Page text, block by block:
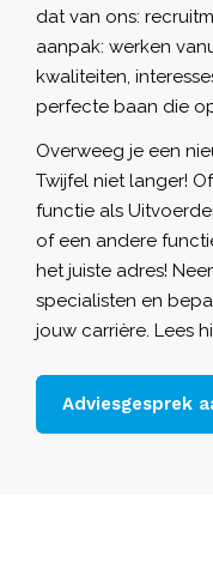
dat van ons:
aanpak: werken
kwaliteiten,
perfecte baan die
Overweeg je een
Twijfel niet langer!
functie als
of een andere
het juiste adres!
specialisten en
jouw carrière. Lees
Adviesgesprek